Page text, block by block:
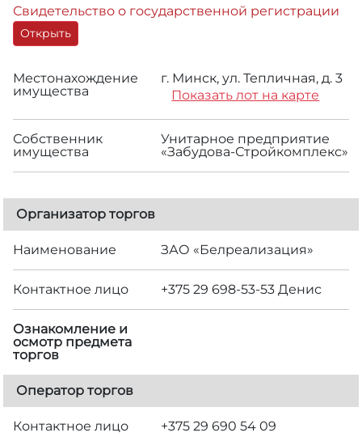
Свидетельство о государственной регистрации
Открыть
Местонахождение
имущества
г. Минск, ул. Тепличная, д. 3
Показать лот на карте
Собственник
имущества
Унитарное предприятие
«Забудова-Стройкомплекс»
Организатор торгов
Наименование ЗАО «Белреализация»
Контактное лицо +375 29 698-53-53 Денис
Ознакомление и
осмотр предмета
торгов
Оператор торгов
Контактное лицо +375 29 690 54 09